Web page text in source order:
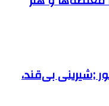
;شیرینی بی‌قند،